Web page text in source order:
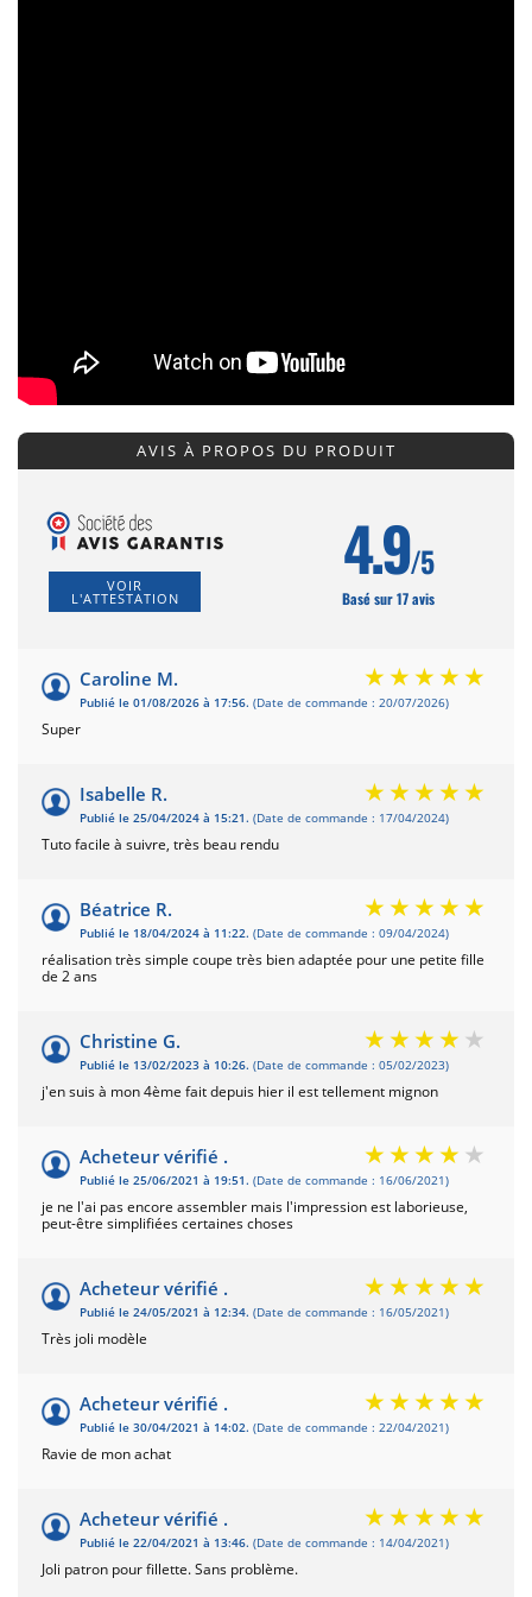
AVIS À PROPOS DU PRODUIT
VOIR
L'ATTESTATION
4.9/5
Basé sur 17 avis
Caroline M.
Publié le 01/08/2026 à 17:56. (Date de commande : 20/07/2026)
Super
Isabelle R.
Publié le 25/04/2024 à 15:21. (Date de commande : 17/04/2024)
Tuto facile à suivre, très beau rendu
Béatrice R.
Publié le 18/04/2024 à 11:22. (Date de commande : 09/04/2024)
réalisation très simple coupe très bien adaptée pour une petite fille
de 2 ans
Christine G.
Publié le 13/02/2023 à 10:26. (Date de commande : 05/02/2023)
j'en suis à mon 4ème fait depuis hier il est tellement mignon
Acheteur vérifié .
Publié le 25/06/2021 à 19:51. (Date de commande : 16/06/2021)
je ne l'ai pas encore assembler mais l'impression est laborieuse,
peut-être simplifiées certaines choses
Acheteur vérifié .
Publié le 24/05/2021 à 12:34. (Date de commande : 16/05/2021)
Très joli modèle
Acheteur vérifié .
Publié le 30/04/2021 à 14:02. (Date de commande : 22/04/2021)
Ravie de mon achat
Acheteur vérifié .
Publié le 22/04/2021 à 13:46. (Date de commande : 14/04/2021)
Joli patron pour fillette. Sans problème.